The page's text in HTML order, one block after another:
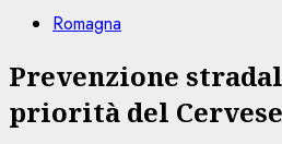
Romagna
Prevenzione
priorità del